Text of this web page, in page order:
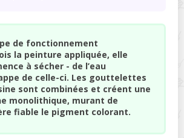
de fonctionnement
la peinture appliquée, elle
à sécher - de l’eau
de celle-ci. Les gouttelettes
sont combinées et créent une
monolithique, murant de
fiable le pigment colorant.